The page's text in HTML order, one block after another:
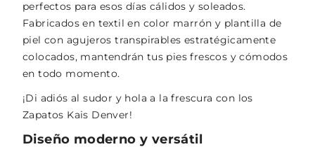
perfectos para esos días cálidos y soleados.
Fabricados en textil en color marrón y plantilla de
piel con agujeros transpirables estratégicamente
colocados, mantendrán tus pies frescos y cómodos
en todo momento.
¡Di adiós al sudor y hola a la frescura con los
Zapatos Kais Denver!
Diseño moderno y versátil